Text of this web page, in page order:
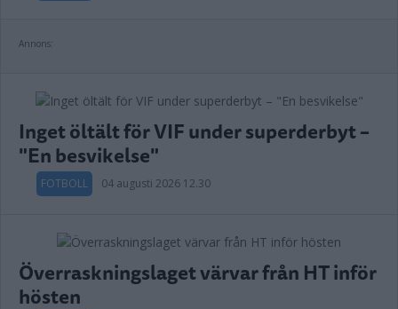
Annons:
Inget öltält för VIF under superderbyt –
"En besvikelse"
FOTBOLL 04 augusti 2026 12.30
Överraskningslaget värvar från HT inför
hösten